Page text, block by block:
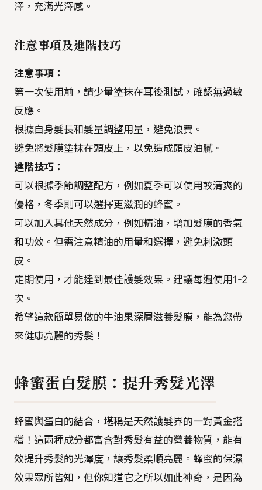
澤，充滿光澤感。
注意事項及進階技巧
注意事項：
第一次使用前，請少量塗抹在耳後測試，確認無過敏
反應。
根據自身髮長和髮量調整用量，避免浪費。
避免將髮膜塗抹在頭皮上，以免造成頭皮油膩。
進階技巧：
可以根據季節調整配方，例如夏季可以使用較清爽的
優格，冬季則可以選擇更滋潤的蜂蜜。
可以加入其他天然成分，例如精油，增加髮膜的香氣
和功效。但需注意精油的用量和選擇，避免刺激頭
皮。
定期使用，才能達到最佳護髮效果。建議每週使用1-2
次。
希望這款簡單易做的牛油果深層滋養髮膜，能為您帶
來健康亮麗的秀髮！
蜂蜜蛋白髮膜：提升秀髮光澤
蜂蜜與蛋白的結合，堪稱是天然護髮界的一對黃金搭
檔！這兩種成分都富含對秀髮有益的營養物質，能有
效提升秀髮的光澤度，讓秀髮柔順亮麗。蜂蜜的保濕
效果眾所皆知，但你知道它之所以如此神奇，是因為